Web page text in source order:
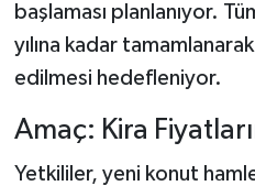
başlaması planlanıyor.
yılına kadar
edilmesi hedefleniyor.
Amaç: Kira
Yetkililer, yeni konut